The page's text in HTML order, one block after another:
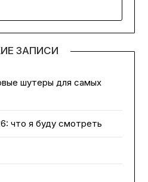
ЗАПИСИ
шутеры для самых
что я буду смотреть